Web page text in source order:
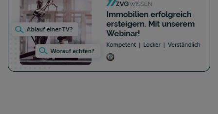
Recyclingtechnologien mit einem besonderen
Schwerpunkt auf der Nutzung von künstlicher
Intelligenz als agentische Assistenten.